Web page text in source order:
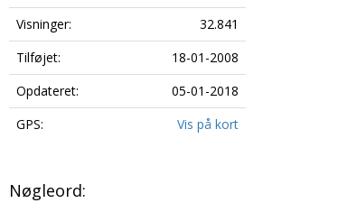
Visninger:
32.841
Tilføjet:
18-01-2008
Opdateret:
05-01-2018
GPS:
Vis på kort
Nøgleord: